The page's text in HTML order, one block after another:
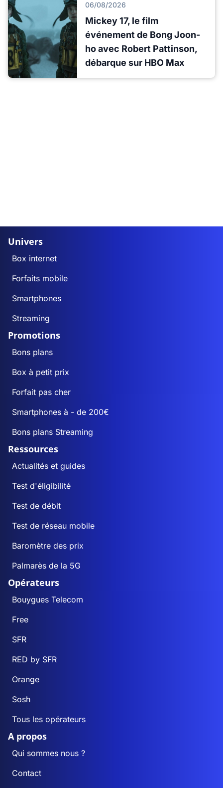
06/08/2026
Mickey 17, le film
événement de Bong Joon-
ho avec Robert Pattinson,
débarque sur HBO Max
Univers
Box internet
Forfaits mobile
Smartphones
Streaming
Promotions
Bons plans
Box à petit prix
Forfait pas cher
Smartphones à - de 200€
Bons plans Streaming
Ressources
Actualités et guides
Test d'éligibilité
Test de débit
Test de réseau mobile
Baromètre des prix
Palmarès de la 5G
Opérateurs
Bouygues Telecom
Free
SFR
RED by SFR
Orange
Sosh
Tous les opérateurs
A propos
Qui sommes nous ?
Contact